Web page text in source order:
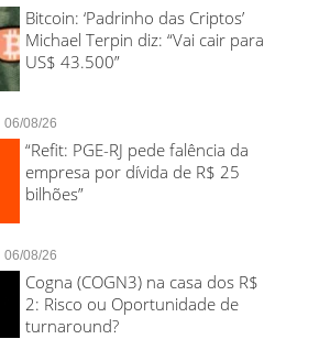
Bitcoin: ‘Padrinho das Criptos’
Michael Terpin diz: “Vai cair para
US$ 43.500”
06/08/26
“Refit: PGE-RJ pede falência da
empresa por dívida de R$ 25
bilhões”
06/08/26
Cogna (COGN3) na casa dos R$
2: Risco ou Oportunidade de
turnaround?